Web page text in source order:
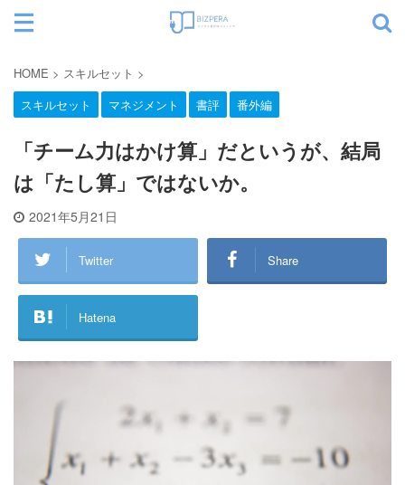
カテゴリー
Yusuke Motoyama
外資系コンサルティング会社を経て、経営大
学院に勤務。年間300冊読むなかで、絶対に
HOME > スキルセット >
スキルセット
マネジメント 書評 番外編
「チーム力はかけ算」だというが、結局
は「たし算」ではないか。
2021年5月21日
Twitter Share
Hatena